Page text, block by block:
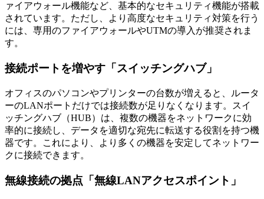
ァイアウォール機能など、基本的なセキュリティ機能が搭載
されています。ただし、より高度なセキュリティ対策を行う
には、専用のファイアウォールやUTMの導入が推奨されま
す。
接続ポートを増やす「スイッチングハブ」
オフィスのパソコンやプリンターの台数が増えると、ルータ
ーのLANポートだけでは接続数が足りなくなります。スイ
ッチングハブ（HUB）は、複数の機器をネットワークに効
率的に接続し、データを適切な宛先に転送する役割を持つ機
器です。これにより、より多くの機器を安定してネットワー
クに接続できます。
無線接続の拠点「無線LANアクセスポイント」